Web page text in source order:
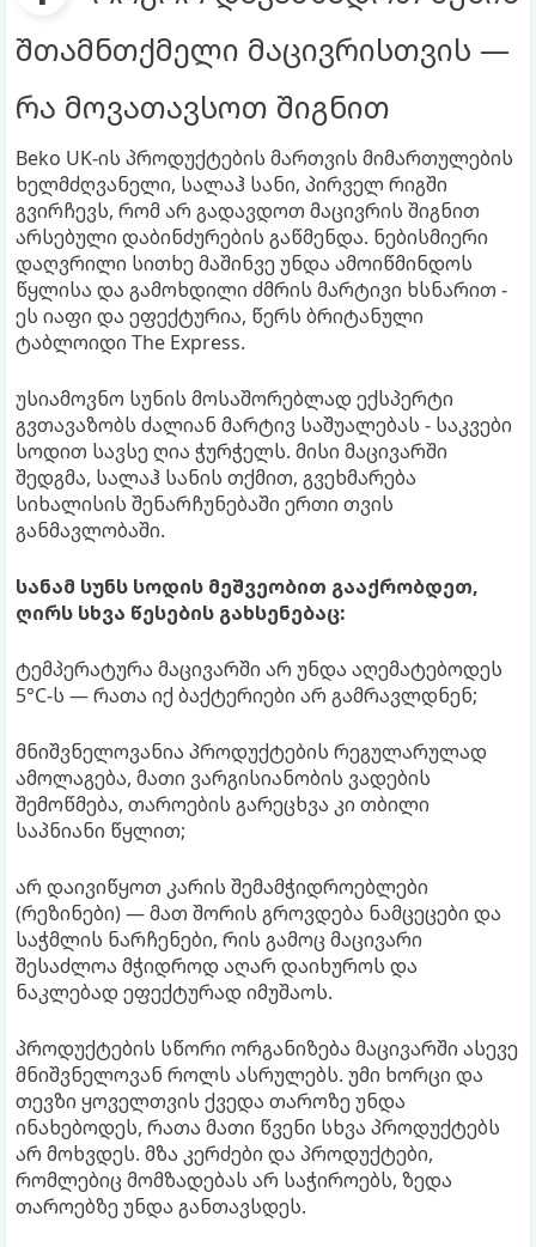
შთამნთქმელი მაცივრისთვის —
რა მოვათავსოთ შიგნით
Beko UK-ის პროდუქტების მართვის მიმართულების
ხელმძღვანელი, სალაჰ სანი, პირველ რიგში
გვირჩევს, რომ არ გადავდოთ მაცივრის შიგნით
არსებული დაბინძურების გაწმენდა. ნებისმიერი
დაღვრილი სითხე მაშინვე უნდა ამოიწმინდოს
წყლისა და გამოხდილი ძმრის მარტივი ხსნარით -
ეს იაფი და ეფექტურია, წერს ბრიტანული
ტაბლოიდი The Express.
უსიამოვნო სუნის მოსაშორებლად ექსპერტი
გვთავაზობს ძალიან მარტივ საშუალებას - საკვები
სოდით სავსე ღია ჭურჭელს. მისი მაცივარში
შედგმა, სალაჰ სანის თქმით, გვეხმარება
სიხალისის შენარჩუნებაში ერთი თვის
განმავლობაში.
სანამ სუნს სოდის მეშვეობით გააქრობდეთ,
ღირს სხვა წესების გახსენებაც:
ტემპერატურა მაცივარში არ უნდა აღემატებოდეს
5°C-ს — რათა იქ ბაქტერიები არ გამრავლდნენ;
მნიშვნელოვანია პროდუქტების რეგულარულად
ამოლაგება, მათი ვარგისიანობის ვადების
შემოწმება, თაროების გარეცხვა კი თბილი
საპნიანი წყლით;
არ დაივიწყოთ კარის შემამჭიდროებლები
(რეზინები) — მათ შორის გროვდება ნამცეცები და
საჭმლის ნარჩენები, რის გამოც მაცივარი
შესაძლოა მჭიდროდ აღარ დაიხუროს და
ნაკლებად ეფექტურად იმუშაოს.
პროდუქტების სწორი ორგანიზება მაცივარში ასევე
მნიშვნელოვან როლს ასრულებს. უმი ხორცი და
თევზი ყოველთვის ქვედა თაროზე უნდა
ინახებოდეს, რათა მათი წვენი სხვა პროდუქტებს
არ მოხვდეს. მზა კერძები და პროდუქტები,
რომლებიც მომზადებას არ საჭიროებს, ზედა
თაროებზე უნდა განთავსდეს.